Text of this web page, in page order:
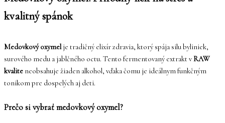
kvalitný spánok
Medovkový oxymelje tradičný elixír zdravia, ktorý spája silu byliniek,
surového medu a jablčného octu. Tento fermentovaný extrakt vRAW
kvalite neobsahuje žiaden alkohol, vďaka čomu je ideálnym funkčným
tonikom pre dospelých aj deti.
Prečo si vybrať medovkový oxymel?